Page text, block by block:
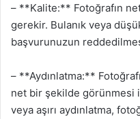
– **Kalite:** Fotoğrafın
gerekir. Bulanık veya
başvurunuzun
– **Aydınlatma:**
net bir şekilde görünmesi
veya aşırı aydınlatma,